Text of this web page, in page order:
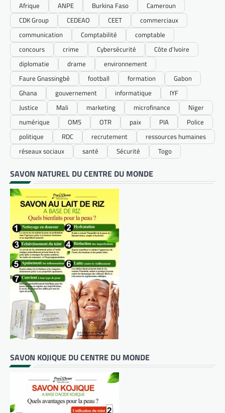
Afrique ANPE Burkina Faso
Cameroun
CDK Group
CEDEAO CEET
commerciaux
communication
Comptabilité
comptable
concours
crime Cybersécurité
Côte d’Ivoire
diplomatie
drame
environnement
Faure Gnassingbé
football formation
Gabon
Ghana
gouvernement informatique
IYF
Justice
Mali marketing microfinance
Niger
numérique
OMS OTR paix PIA
Police
politique
RDC recrutement
ressources humaines
réseaux sociaux
santé Sécurité Togo
SAVON NATUREL DU CENTRE DU MONDE
SAVON KOJIQUE DU CENTRE DU MONDE